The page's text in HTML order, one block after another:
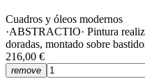
Cuadros y óleos modernos
·ABSTRACTIO· Pintura
doradas, montado sobre
216,00 €
remove